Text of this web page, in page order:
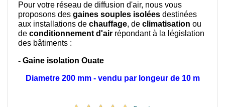
Pour votre réseau de diffusion d'air, nous vous
proposons des gaines souples isolées destinées
aux installations de chauffage, de climatisation ou
de conditionnement d'air répondant à la législation
des bâtiments :
- Gaine isolation Ouate
Diametre 200 mm - vendu par longeur de 10 m